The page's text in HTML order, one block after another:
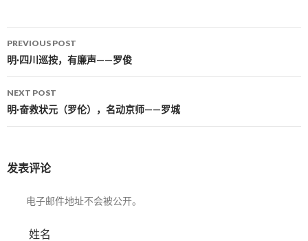
Post navigation
PREVIOUS POST
明·四川巡按，有廉声——罗俊
NEXT POST
明·奋救状元（罗伦），名动京师——罗城
发表评论
电子邮件地址不会被公开。
姓名